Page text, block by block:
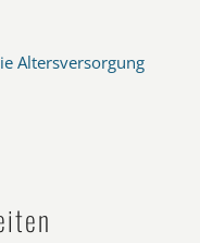
Altersversorgung